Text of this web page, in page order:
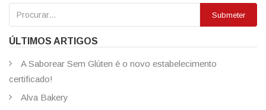
Submeter
ÚLTIMOS ARTIGOS
A Saborear Sem Glúten é o novo estabelecimento
certificado!
Alva Bakery